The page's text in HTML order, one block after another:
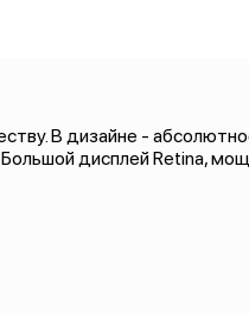
В дизайне -
дисплей Retina,